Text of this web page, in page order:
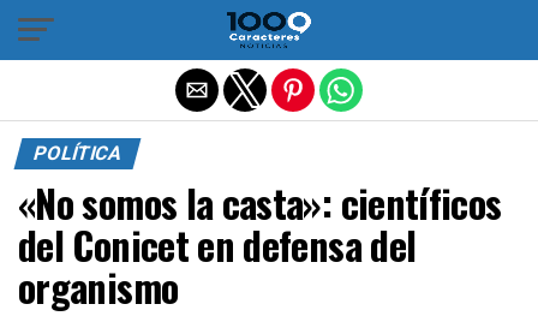
POLÍTICA
«No somos la casta»: científicos
del Conicet en defensa del
organismo
Salir de la versión móvil